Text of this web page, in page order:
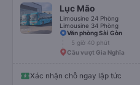
Lục Mão
Limousine 24 Phòng
Limousine 34 Phòng
Văn phòng Sài Gòn
5 giờ 40 phút
Cầu vượt Gia Nghĩa
Xác nhận chỗ ngay lập tức